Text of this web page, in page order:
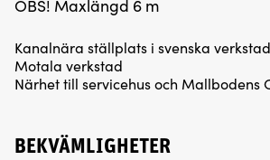
OBS! Maxlängd 6 m
Kanalnära ställplats i svenska
Motala verkstad
Närhet till servicehus och Mallbodens
BEKVÄMLIGHETER